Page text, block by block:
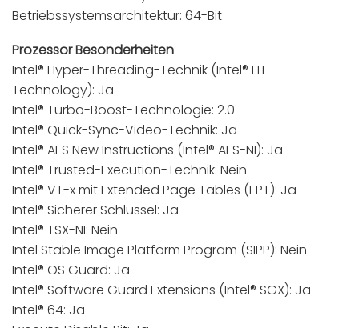
Betriebssystemsarchitektur: 64-Bit
Prozessor Besonderheiten
Intel® Hyper-Threading-Technik (Intel® HT
Technology): Ja
Intel® Turbo-Boost-Technologie: 2.0
Intel® Quick-Sync-Video-Technik: Ja
Intel® AES New Instructions (Intel® AES-NI): Ja
Intel® Trusted-Execution-Technik: Nein
Intel® VT-x mit Extended Page Tables (EPT): Ja
Intel® Sicherer Schlüssel: Ja
Intel® TSX-NI: Nein
Intel Stable Image Platform Program (SIPP): Nein
Intel® OS Guard: Ja
Intel® Software Guard Extensions (Intel® SGX): Ja
Intel® 64: Ja